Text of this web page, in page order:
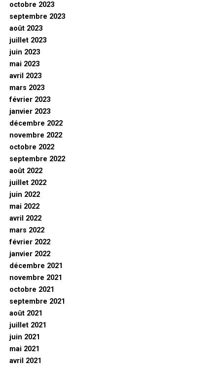
octobre 2023
septembre 2023
août 2023
juillet 2023
juin 2023
mai 2023
avril 2023
mars 2023
février 2023
janvier 2023
décembre 2022
novembre 2022
octobre 2022
septembre 2022
août 2022
juillet 2022
juin 2022
mai 2022
avril 2022
mars 2022
février 2022
janvier 2022
décembre 2021
novembre 2021
octobre 2021
septembre 2021
août 2021
juillet 2021
juin 2021
mai 2021
avril 2021